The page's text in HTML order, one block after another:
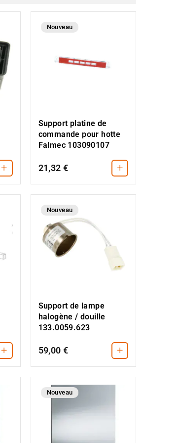
+
Nouveau
Support platine de
commande pour hotte
Falmec 103090107
21,32 € +
+
Nouveau
Support de lampe
halogène / douille
133.0059.623
59,00 € +
Nouveau